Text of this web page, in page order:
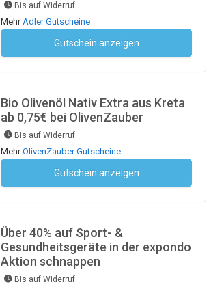
Bis auf Widerruf
MehrAdler Gutscheine
Gutschein anzeigen
Bio Olivenöl Nativ Extra aus Kreta
ab 0,75€ bei OlivenZauber
Bis auf Widerruf
MehrOlivenZauber Gutscheine
Gutschein anzeigen
Über 40% auf Sport- &
Gesundheitsgeräte in der expondo
Aktion schnappen
Bis auf Widerruf